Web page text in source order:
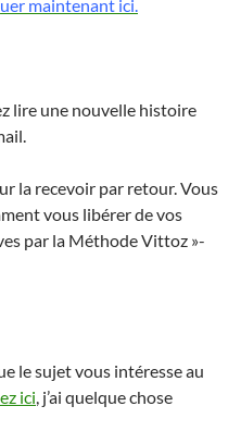
maintenant ici.
lire une nouvelle histoire
la recevoir par retour. Vous
vous libérer de vos
par la Méthode Vittoz »-
le sujet vous intéresse au
ici, j’ai quelque chose